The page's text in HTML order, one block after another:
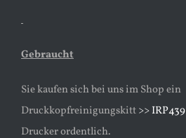
Gebraucht
Sie kaufen sich bei uns im Shop ein
Druckkopfreinigungskitt>> IRP439
Drucker ordentlich.